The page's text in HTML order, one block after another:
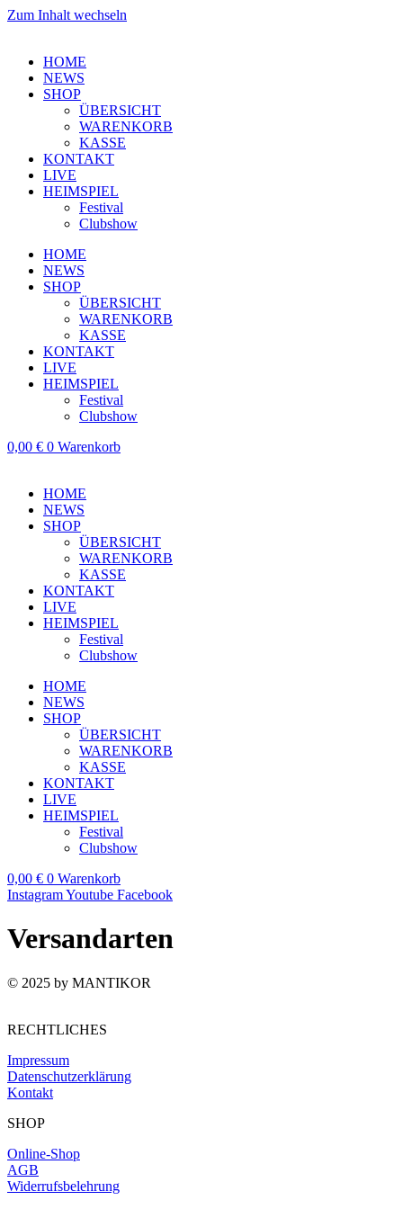
Zum Inhalt wechseln
HOME
NEWS
SHOP
ÜBERSICHT
WARENKORB
KASSE
KONTAKT
LIVE
HEIMSPIEL
Festival
Clubshow
HOME
NEWS
SHOP
ÜBERSICHT
WARENKORB
KASSE
KONTAKT
LIVE
HEIMSPIEL
Festival
Clubshow
0,00 € 0 Warenkorb
HOME
NEWS
SHOP
ÜBERSICHT
WARENKORB
KASSE
KONTAKT
LIVE
HEIMSPIEL
Festival
Clubshow
HOME
NEWS
SHOP
ÜBERSICHT
WARENKORB
KASSE
KONTAKT
LIVE
HEIMSPIEL
Festival
Clubshow
0,00 € 0 Warenkorb
InstagramYoutube Facebook
Versandarten
© 2025 by MANTIKOR
RECHTLICHES
Impressum
Datenschutzerklärung
Kontakt
SHOP
Online-Shop
AGB
Widerrufsbelehrung